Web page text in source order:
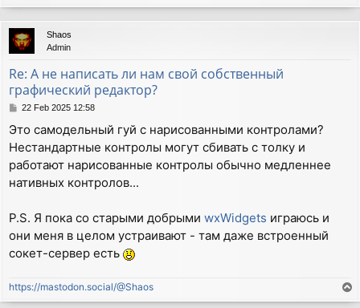
o
p
Shaos
Admin
Re: А не написать ли нам свой собственный
графический редактор?
P
s
t
22 Feb 2025 12:58
Это самодельный гуй с нарисованными контролами?
Нестандартные контролы могут сбивать с толку и
работают нарисованные контролы обычно медленнее
нативных контролов...
P.S. Я пока со старыми добрыми wxWidgets играюсь и
они меня в целом устраивают - там даже встроенный
сокет-сервер есть
https://mastodon.social/@Shaos
o